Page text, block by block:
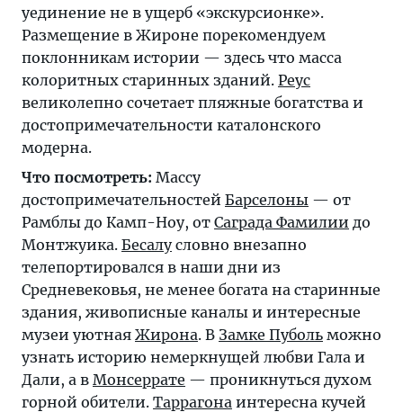
уединение не в ущерб «экскурсионке».
Размещение в Жироне порекомендуем
поклонникам истории — здесь что масса
колоритных старинных зданий. Реус
великолепно сочетает пляжные богатства и
достопримечательности каталонского
модерна.
Что посмотреть: Массу
достопримечательностей Барселоны — от
Рамблы до Камп-Ноу, от Саграда Фамилии до
Монтжуика. Бесалусловно внезапно
телепортировался в наши дни из
Средневековья, не менее богата на старинные
здания, живописные каналы и интересные
музеи уютная Жирона. В Замке Пуболь можно
узнать историю немеркнущей любви Гала и
Дали, а в Монсеррате — проникнуться духом
горной обители. Таррагона интересна кучей